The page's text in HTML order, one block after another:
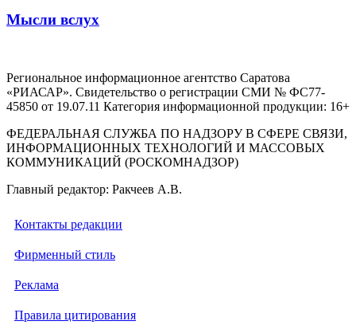
Мысли вслух
Региональное информационное агентство Саратова
«РИАСАР». Свидетельство о регистрации СМИ № ФС77-
45850 от 19.07.11 Категория информационной продукции: 16+
ФЕДЕРАЛЬНАЯ СЛУЖБА ПО НАДЗОРУ В СФЕРЕ СВЯЗИ,
ИНФОРМАЦИОННЫХ ТЕХНОЛОГИЙ И МАССОВЫХ
КОММУНИКАЦИЙ (РОСКОМНАДЗОР)
Главный редактор: Ракчеев А.В.
Контакты редакции
Фирменный стиль
Реклама
Правила цитирования